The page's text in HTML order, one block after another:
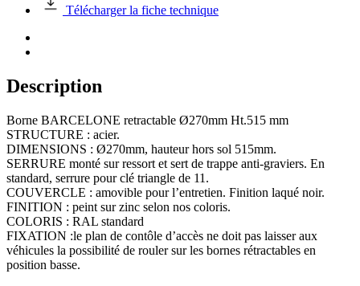
retractable
Ht.515
Télécharger la fiche technique
Description
Borne BARCELONE retractable Ø270mm Ht.515 mm
STRUCTURE : acier.
DIMENSIONS : Ø270mm, hauteur hors sol 515mm.
SERRURE monté sur ressort et sert de trappe anti-graviers. En
standard, serrure pour clé triangle de 11.
COUVERCLE : amovible pour l’entretien. Finition laqué noir.
FINITION : peint sur zinc selon nos coloris.
COLORIS : RAL standard
FIXATION :le plan de contôle d’accès ne doit pas laisser aux
véhicules la possibilité de rouler sur les bornes rétractables en
position basse.